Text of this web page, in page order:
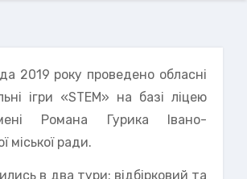
2019 року проведено обласні
ігри «STEM» на базі ліцею
Романа Гурика Івано-
міської ради.
в два тури: відбірковий та